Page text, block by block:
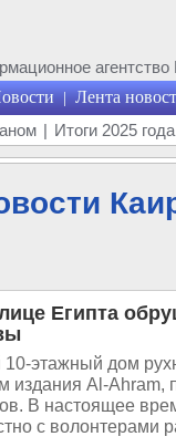
| Лента
| Итоги 2025 года
Египта
этажный дом
издания Al-Ahram,
В настоящее
с волонтерами